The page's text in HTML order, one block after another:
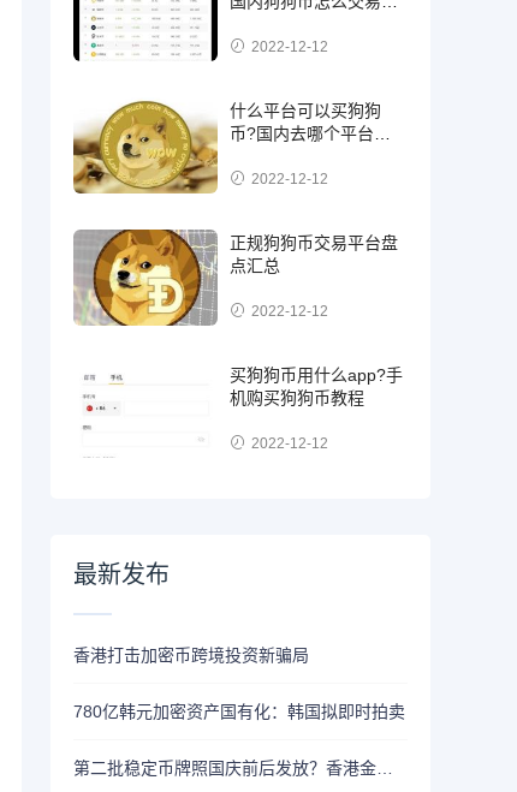
2022-12-12
什么平台可以买狗狗
币?国内去哪个平台买
2022-12-12
正规狗狗币交易平台盘
点汇总
2022-12-12
买狗狗币用什么app?手
机购买狗狗币教程
2022-12-12
最新发布
香港打击加密币跨境投资新骗局
780亿韩元加密资产国有化：韩国拟即时拍卖